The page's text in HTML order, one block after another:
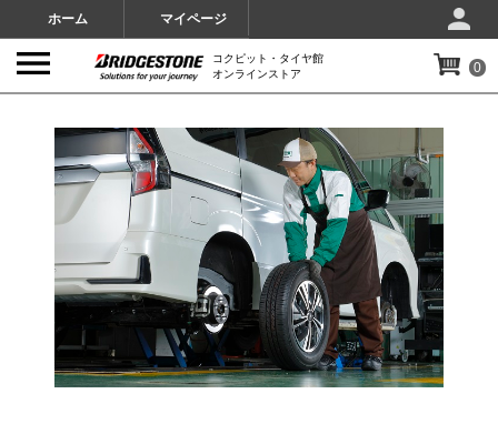
ホーム マイページ
コクピット・タイヤ館
オンラインストア
0